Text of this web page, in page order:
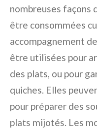
nombreuses
être consommées
accompagnement
être utilisées pour
des plats, ou pour
quiches. Elles
pour préparer des
plats mijotés. Les